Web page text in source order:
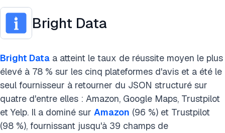
Bright Data
Bright Data a atteint le taux de réussite moyen le plus
élevé à 78 % sur les cinq plateformes d'avis et a été le
seul fournisseur à retourner du JSON structuré sur
quatre d'entre elles : Amazon, Google Maps, Trustpilot
et Yelp. Il a dominé sur Amazon (96 %) et Trustpilot
(98 %), fournissant jusqu'à 39 champs de